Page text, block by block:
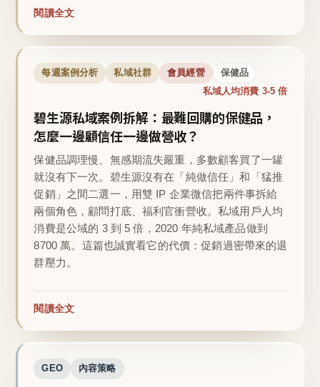
閱讀全文
每週案例分析 私域社群 會員經營 保健品
私域人均消費 3-5 倍
碧生源私域案例拆解：最難回購的保健品，
怎麼一邊顧信任一邊做營收？
保健品調理慢、無感期流失嚴重，多數顧客買了一罐
就沒有下一次。碧生源沒有在「純做信任」和「猛推
促銷」之間二選一，用雙 IP 企業微信把兩件事拆給
兩個角色，顧問打底、福利官衝營收。私域用戶人均
消費是公域的 3 到 5 倍，2020 年純私域產品做到
8700 萬。這篇也誠實看它的代價：促銷過密帶來的退
群壓力。
閱讀全文
GEO 內容策略